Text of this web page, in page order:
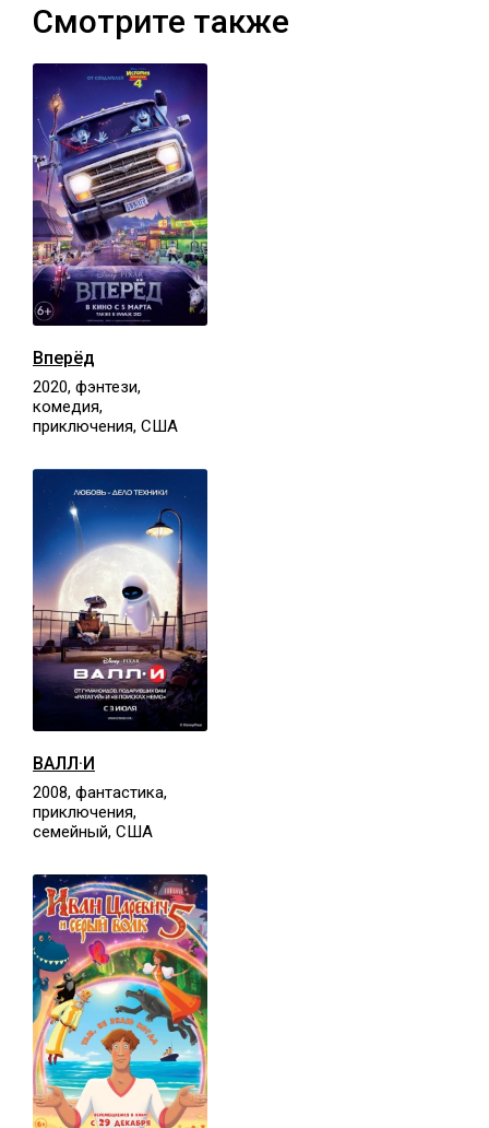
Смотрите также
Вперёд
2020, фэнтези,
комедия,
приключения, США
ВАЛЛ·И
2008, фантастика,
приключения,
семейный, США